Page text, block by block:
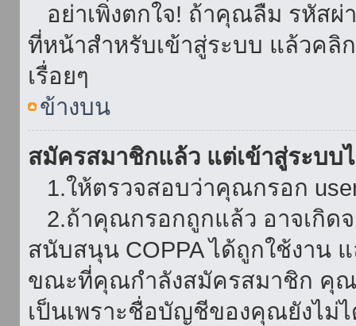
อย่าเพิ่งตกใจ! ถ้าคุณลืม รหัสผ่
ที่หน้าสำหรับเข้าสู่ระบบ แล้วค
เรื่อยๆ
ข้างบน
สมัครสมาชิกแล้ว แต่เข้าสู่ระบบ
1.ให้ตรวจสอบว่าคุณกรอก
2.ถ้าคุณกรอกถูกแล้ว อาจเกิด
สนับสนุน COPPA ได้ถูกใช้งาน
ขณะที่คุณกำลังสมัครสมาชิก คุ
เป็นเพราะชื่อบัญชีของคุณยังไม่